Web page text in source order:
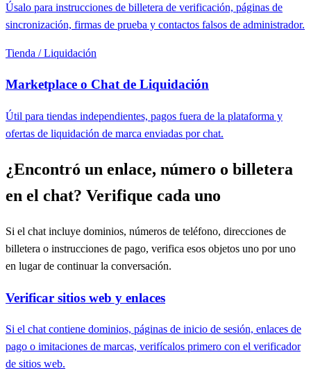
Úsalo para instrucciones de billetera de verificación, páginas de
sincronización, firmas de prueba y contactos falsos de administrador.
Tienda / Liquidación
Marketplace o Chat de Liquidación
Útil para tiendas independientes, pagos fuera de la plataforma y
ofertas de liquidación de marca enviadas por chat.
¿Encontró un enlace, número o billetera
en el chat? Verifique cada uno
Si el chat incluye dominios, números de teléfono, direcciones de
billetera o instrucciones de pago, verifica esos objetos uno por uno
en lugar de continuar la conversación.
Verificar sitios web y enlaces
Si el chat contiene dominios, páginas de inicio de sesión, enlaces de
pago o imitaciones de marcas, verifícalos primero con el verificador
de sitios web.